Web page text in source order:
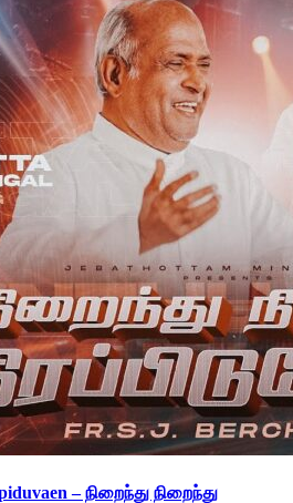
– நிறைந்து நிறைந்து